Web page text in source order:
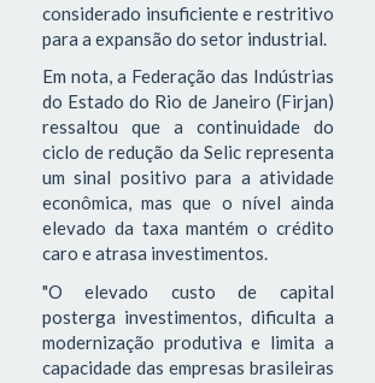
considerado insuficiente e restritivo
para a expansão do setor industrial.
Em nota, a Federação das Indústrias
do Estado do Rio de Janeiro (Firjan)
ressaltou que a continuidade do
ciclo de redução da Selic representa
um sinal positivo para a atividade
econômica, mas que o nível ainda
elevado da taxa mantém o crédito
caro e atrasa investimentos.
"O elevado custo de capital
posterga investimentos, dificulta a
modernização produtiva e limita a
capacidade das empresas brasileiras